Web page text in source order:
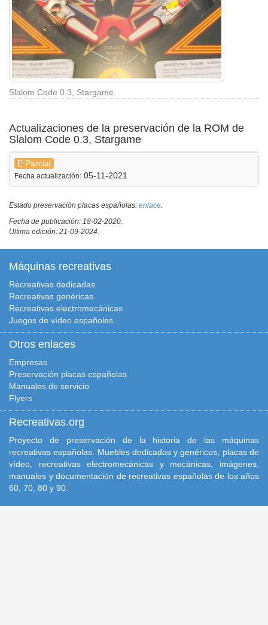
Slalom Code 0.3, Stargame.
Actualizaciones de la preservación de la ROM de
Slalom Code 0.3, Stargame
E.Parcial
Fecha actualización: 05-11-2021
Estado preservación placas españolas: enlace.
Fecha de publicación: 18-02-2020.
Ultima edición: 21-09-2024.
Máquinas recreativas
Recreativas dedicadas
Recreativas genéricas
Recreativas electromecánicas
Juegos de vídeo españoles
Otros enlaces
Empresas
Preservación placas españolas
Manuales de servicio
Flyers
Recreativas.org
Proyecto de preservación de la historia de las máquinas
recreativas españolas. Muebles dedicados y genéricos, placas de
vídeo, recreativas electromecánicas y mecánicas, imágenes,
manuales y documentación de recreativas españolas de los años
60, 70, 80 y 90.